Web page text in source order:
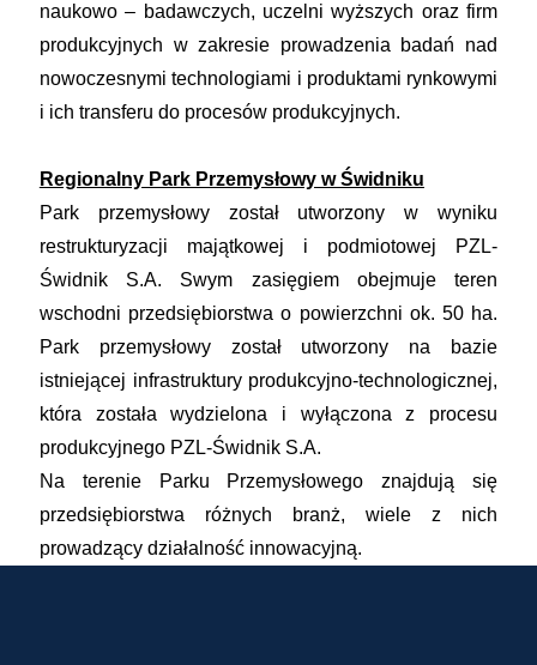
naukowo – badawczych, uczelni wyższych oraz firm
produkcyjnych w zakresie prowadzenia badań nad
nowoczesnymi technologiami i produktami rynkowymi
i ich transferu do procesów produkcyjnych.
Regionalny Park Przemysłowy w Świdniku
Park przemysłowy został utworzony w wyniku
restrukturyzacji majątkowej i podmiotowej PZL-
Świdnik S.A. Swym zasięgiem obejmuje teren
wschodni przedsiębiorstwa o powierzchni ok. 50 ha.
Park przemysłowy został utworzony na bazie
istniejącej infrastruktury produkcyjno-technologicznej,
która została wydzielona i wyłączona z procesu
produkcyjnego PZL-Świdnik S.A.
Na terenie Parku Przemysłowego znajdują się
przedsiębiorstwa różnych branż, wiele z nich
prowadzący działalność innowacyjną.